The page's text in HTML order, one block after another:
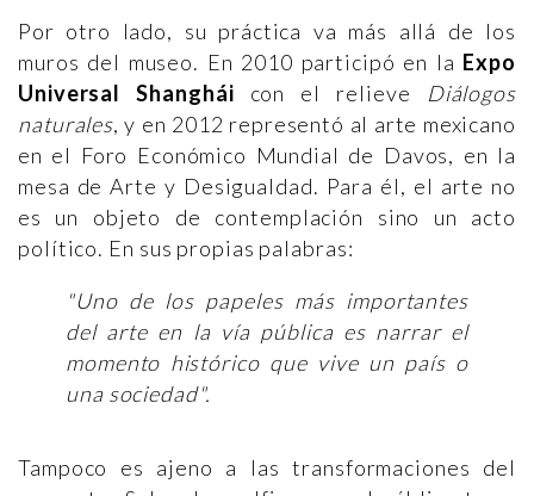
Por otro lado, su práctica va más allá de los
muros del museo. En 2010 participó en la Expo
Universal Shanghái con el relieve
Diálogos
naturales, y en 2012 representó al arte mexicano
en el Foro Económico Mundial de Davos, en la
mesa de Arte y Desigualdad. Para él, el arte no
es un objeto de contemplación sino un acto
político. En sus propias palabras:
"Uno de los papeles más importantes
del arte en la vía pública es narrar el
momento histórico que vive un país o
una sociedad".
Tampoco es ajeno a las transformaciones del